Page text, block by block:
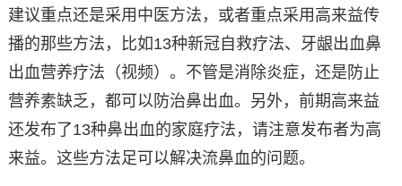
建议重点还是采用中医方法，或者重点采用高来益传
播的那些方法，比如13种新冠自救疗法、牙龈出血鼻
出血营养疗法（视频）。不管是消除炎症，还是防止
营养素缺乏，都可以防治鼻出血。另外，前期高来益
还发布了13种鼻出血的家庭疗法，请注意发布者为高
来益。这些方法足可以解决流鼻血的问题。